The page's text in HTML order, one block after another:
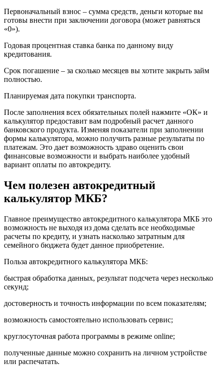
Первоначальный взнос – сумма средств, деньги которые вы
готовы внести при заключении договора (может равняться
«0»).
Годовая процентная ставка банка по данному виду
кредитования.
Срок погашение – за сколько месяцев вы хотите закрыть займ
полностью.
Планируемая дата покупки транспорта.
После заполнения всех обязательных полей нажмите «ОК» и
калькулятор предоставит вам подробный расчет данного
банковского продукта. Изменяя показатели при заполнении
формы калькулятора, можно получить разные результаты по
платежам. Это дает возможность здраво оценить свои
финансовые возможности и выбрать наиболее удобный
вариант оплаты по автокредиту.
Чем полезен автокредитный
калькулятор МКБ?
Главное преимущество автокредитного калькулятора МКБ это
возможность не выходя из дома сделать все необходимые
расчеты по кредиту, и узнать насколько затратным для
семейного бюджета будет данное приобретение.
Польза автокредитного калькулятора МКБ:
быстрая обработка данных, результат подсчета через несколько
секунд;
достоверность и точность информации по всем показателям;
возможность самостоятельно использовать сервис;
круглосуточная работа программы в режиме online;
полученные данные можно сохранить на личном устройстве
или распечатать.